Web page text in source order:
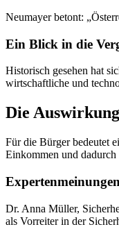
Neumayer betont:
Ein Blick in die
Historisch gesehen hat
wirtschaftliche und
Die
Für die Bürger bedeutet
Einkommen und
Dr. Anna Müller,
als Vorreiter in der